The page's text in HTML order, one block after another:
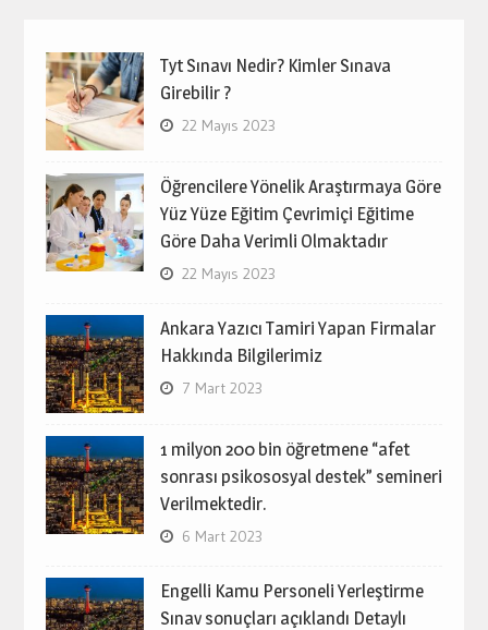
Tyt Sınavı Nedir? Kimler Sınava
Girebilir ?
22 Mayıs 2023
Öğrencilere Yönelik Araştırmaya Göre
Yüz Yüze Eğitim Çevrimiçi Eğitime
Göre Daha Verimli Olmaktadır
22 Mayıs 2023
Ankara Yazıcı Tamiri Yapan Firmalar
Hakkında Bilgilerimiz
7 Mart 2023
1 milyon 200 bin öğretmene “afet
sonrası psikososyal destek” semineri
Verilmektedir.
6 Mart 2023
Engelli Kamu Personeli Yerleştirme
Sınav sonuçları açıklandı Detaylı